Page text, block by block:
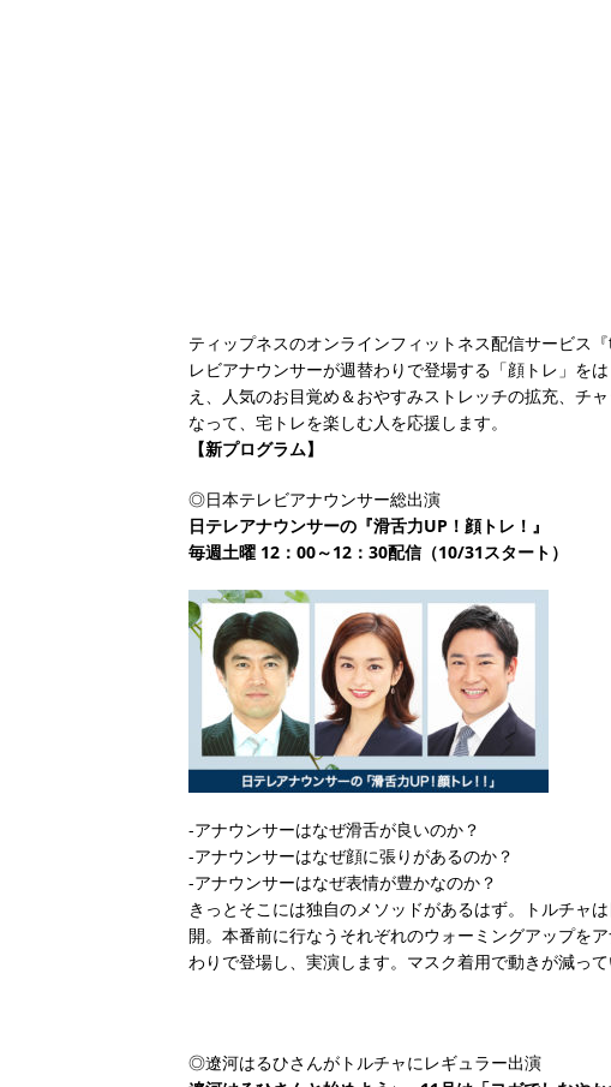
ティップネスのオンラインフィットネス配信サービス
レビアナウンサーが週替わりで登場する「顔トレ」を
え、人気のお目覚め＆おやすみストレッチの拡充、チ
なって、宅トレを楽しむ人を応援します。
【新プログラム】
◎日本テレビアナウンサー総出演
日テレアナウンサーの『滑舌力UP！顔トレ！』
毎週土曜 12：00～12：30配信（10/31スタート）
-アナウンサーはなぜ滑舌が良いのか？
-アナウンサーはなぜ顔に張りがあるのか？
-アナウンサーはなぜ表情が豊かなのか？
きっとそこには独自のメソッドがあるはず。トルチャ
開。本番前に行なうそれぞれのウォーミングアップを
わりで登場し、実演します。マスク着用で動きが減っ
◎遼河はるひさんがトルチャにレギュラー出演